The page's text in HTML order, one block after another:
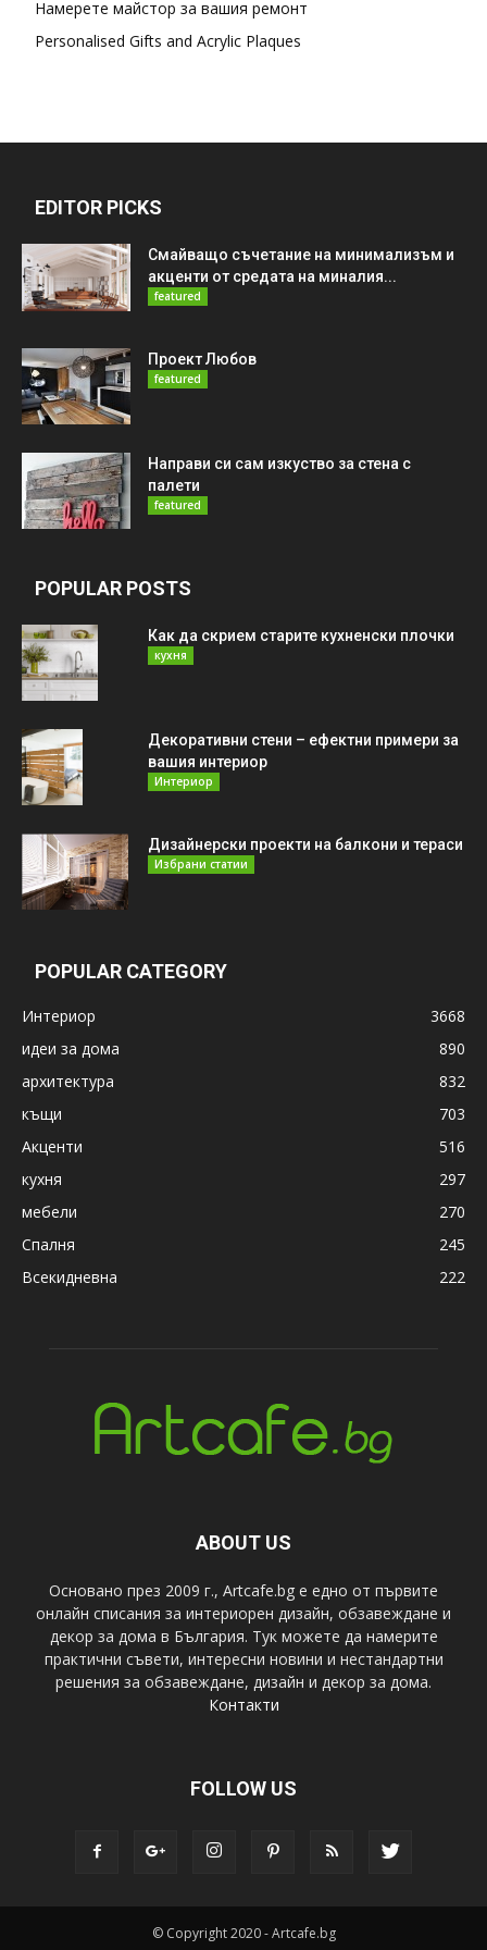
Намерете майстор за вашия ремонт
Personalised Gifts and Acrylic Plaques
EDITOR PICKS
Смайващо съчетание на минимализъм и
акценти от средата на миналия...
featured
Проект Любов
featured
Направи си сам изкуство за стена с
палети
featured
POPULAR POSTS
Как да скрием старите кухненски плочки
кухня
Декоративни стени – ефектни примери за
вашия интериор
Интериор
Дизайнерски проекти на балкони и тераси
Избрани статии
POPULAR CATEGORY
Интериор
3668
идеи за дома
890
архитектура
832
къщи
703
Акценти
516
кухня
297
мебели
270
Спалня
245
Всекидневна
222
ABOUT US
Основано през 2009 г., Artcafe.bg е едно от първите
онлайн списания за интериорен дизайн, обзавеждане и
декор за дома в България. Тук можете да намерите
практични съвети, интересни новини и нестандартни
решения за обзавеждане, дизайн и декор за дома.
Контакти
FOLLOW US
© Copyright 2020 - Artcafe.bg